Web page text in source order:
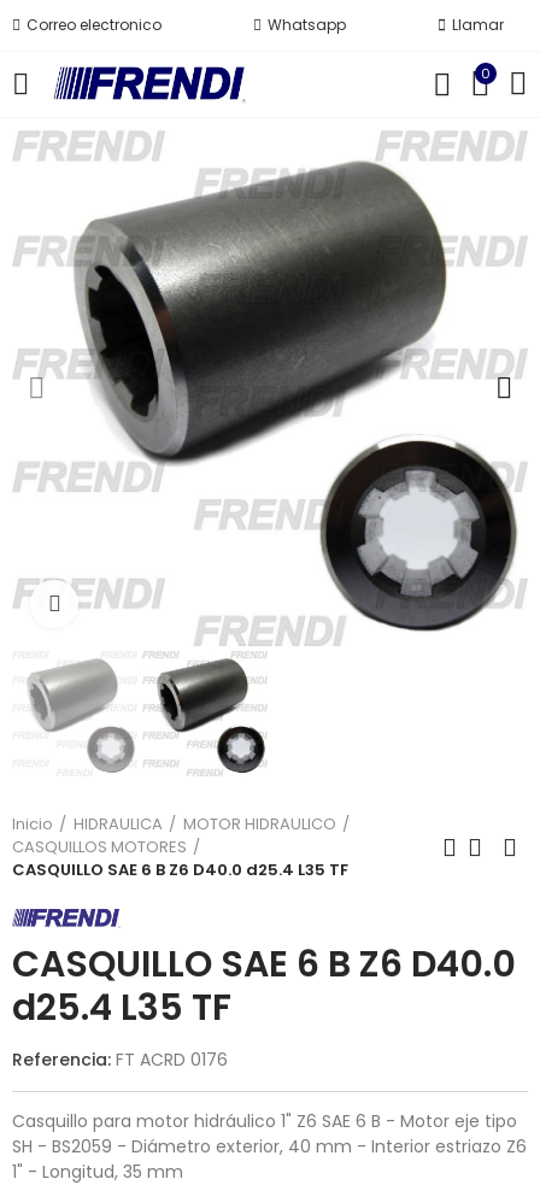
Correo electronico Whatsapp Llamar
0
Click para agrandar
Inicio HIDRAULICA
MOTOR HIDRAULICO
CASQUILLOS MOTORES
CASQUILLO SAE 6 B Z6 D40.0 d25.4 L35 TF
CASQUILLO SAE 6 B Z6 D40.0
d25.4 L35 TF
Referencia: FT ACRD 0176
Casquillo para motor hidráulico 1" Z6 SAE 6 B - Motor eje tipo
SH - BS2059 - Diámetro exterior, 40 mm - Interior estriazo Z6
1" - Longitud, 35 mm